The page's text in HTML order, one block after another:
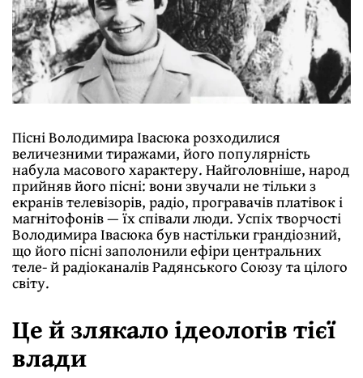
Пісні Володимира Івасюка розходилися
величезними тиражами, його популярність
набула масового характеру. Найголовніше, народ
прийняв його пісні: вони звучали не тільки з
екранів телевізорів, радіо, програвачів платівок і
магнітофонів — їх співали люди. Успіх творчості
Володимира Івасюка був настільки грандіозний,
що його пісні заполонили ефіри центральних
теле- й радіоканалів Радянського Союзу та цілого
світу.
Це й злякало ідеологів тієї
влади